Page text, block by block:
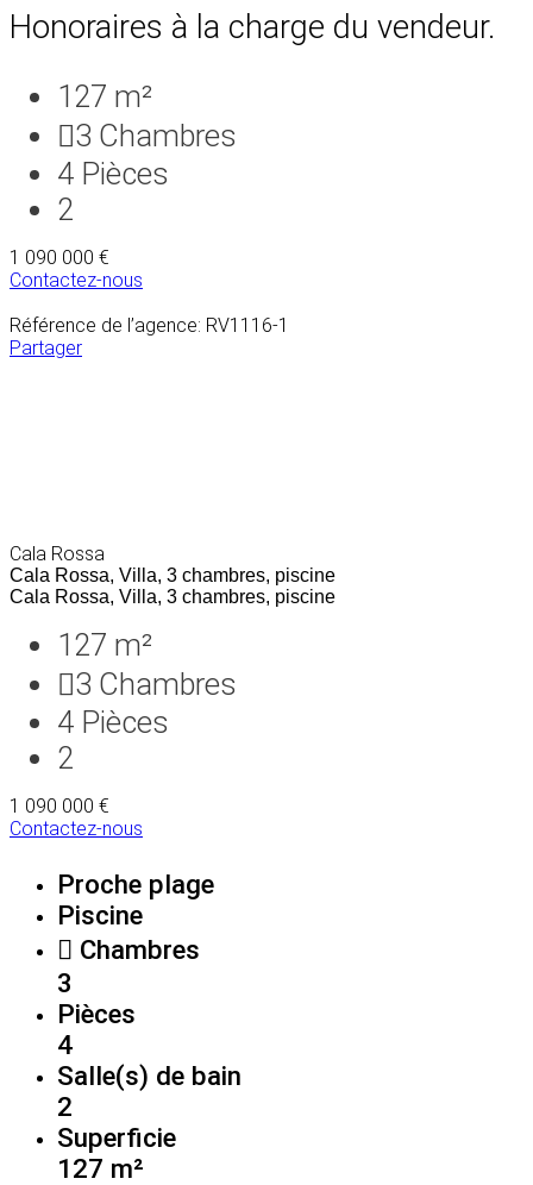
Honoraires à la charge du vendeur.
127 m²
3 Chambres
4 Pièces
2
1 090 000 €
Contactez-nous
Référence de l’agence: RV1116-1
Partager
Cala Rossa
Cala Rossa, Villa, 3 chambres, piscine
Cala Rossa, Villa, 3 chambres, piscine
127 m²
3 Chambres
4 Pièces
2
1 090 000 €
Contactez-nous
Proche plage
Piscine
Chambres
3
Pièces
4
Salle(s) de bain
2
Superficie
127 m²